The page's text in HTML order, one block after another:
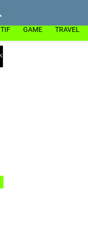
GAME TRAVEL
Tablet Tambah Darah" di